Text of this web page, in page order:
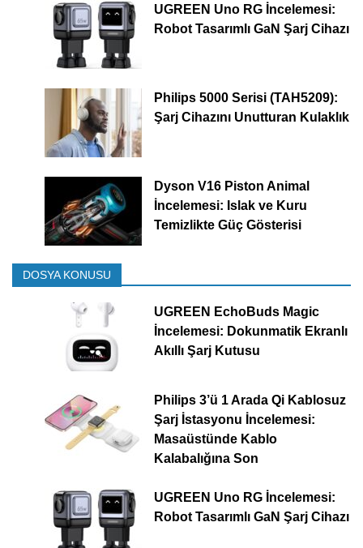
UGREEN Uno RG İncelemesi:
Robot Tasarımlı GaN Şarj Cihazı
Philips 5000 Serisi (TAH5209):
Şarj Cihazını Unutturan Kulaklık
Dyson V16 Piston Animal
İncelemesi: Islak ve Kuru
Temizlikte Güç Gösterisi
DOSYA KONUSU
UGREEN EchoBuds Magic
İncelemesi: Dokunmatik Ekranlı
Akıllı Şarj Kutusu
Philips 3’ü 1 Arada Qi Kablosuz
Şarj İstasyonu İncelemesi:
Masaüstünde Kablo
Kalabalığına Son
UGREEN Uno RG İncelemesi:
Robot Tasarımlı GaN Şarj Cihazı